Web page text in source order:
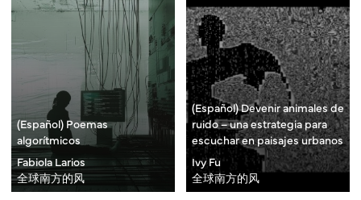
(Español) Poemas
algorítmicos
Fabiola Larios
全球南方的风
(Español) Devenir animales de
ruido – una estrategia para
escuchar en paisajes urbanos
Ivy Fu
全球南方的风